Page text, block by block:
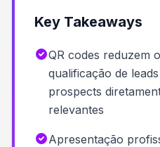
Key Takeaways
QR codes reduzem
qualificação de
prospects
relevantes
Apresentação